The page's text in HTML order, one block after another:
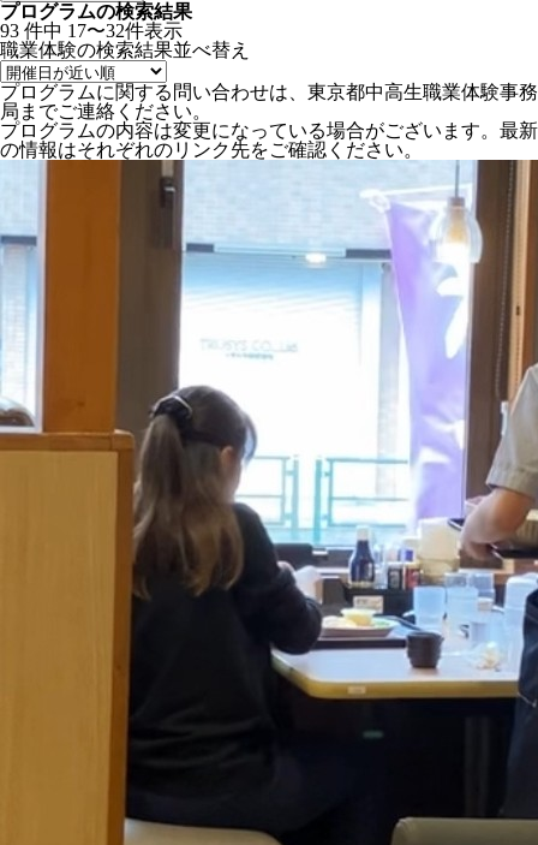
プログラムの検索結果
93 件中 17〜32件表示
職業体験の検索結果並べ替え
プログラムに関する問い合わせは、東京都中高生職業体験事務
局までご連絡ください。
プログラムの内容は変更になっている場合がございます。最新
の情報はそれぞれのリンク先をご確認ください。